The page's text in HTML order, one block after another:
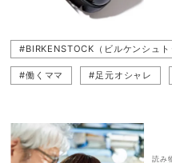
#BIRKENSTOCK（ビルケンシュト
#働くママ #足元オシャレ
読み